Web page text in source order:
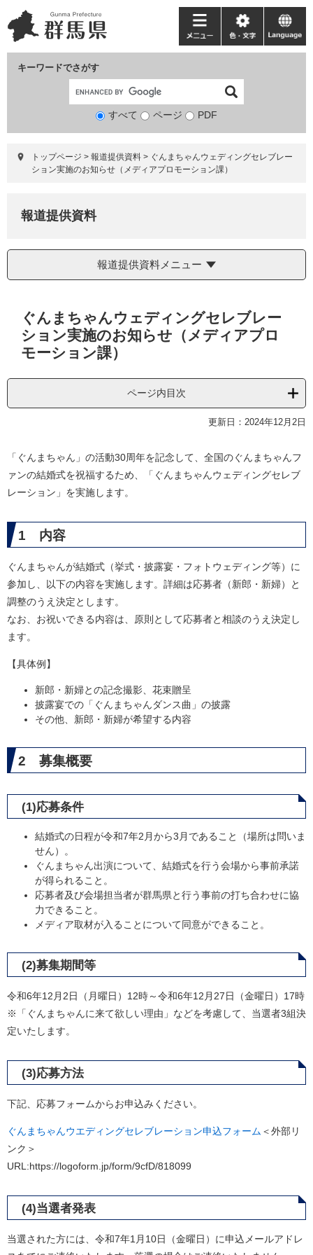
ー
ジ
ニ
ュ
て
キーワードでさがす
検
象
すべて ページ PDF
メ
ニ
ー
色・
文
language
トップページ > 報道提供資料 > ぐんまちゃんウェディングセレブレー
ション実施のお知らせ（メディアプロモーション課）
報道提供資料
報道提供資料メニュー
ぐんまちゃんウェディングセレブレー
ション実施のお知らせ（メディアプロ
モーション課）
ページ内目次
更新日：2024年12月2日
「ぐんまちゃん」の活動30周年を記念して、全国のぐんまちゃんフ
ァンの結婚式を祝福するため、「ぐんまちゃんウェディングセレブ
レーション」を実施します。
1 内容
ぐんまちゃんが結婚式（挙式・披露宴・フォトウェディング等）に
参加し、以下の内容を実施します。詳細は応募者（新郎・新婦）と
調整のうえ決定とします。
なお、お祝いできる内容は、原則として応募者と相談のうえ決定し
ます。
【具体例】
新郎・新婦との記念撮影、花束贈呈
披露宴での「ぐんまちゃんダンス曲」の披露
その他、新郎・新婦が希望する内容
2 募集概要
(1)応募条件
結婚式の日程が令和7年2月から3月であること（場所は問いま
せん）。
ぐんまちゃん出演について、結婚式を行う会場から事前承諾
が得られること。
応募者及び会場担当者が群馬県と行う事前の打ち合わせに協
力できること。
メディア取材が入ることについて同意ができること。
(2)募集期間等
令和6年12月2日（月曜日）12時～令和6年12月27日（金曜日）17時
※「ぐんまちゃんに来て欲しい理由」などを考慮して、当選者3組決
定いたします。
(3)応募方法
下記、応募フォームからお申込みください。
ぐんまちゃんウエディングセレブレーション申込フォーム ＜外部リ
ンク＞
URL:https://logoform.jp/form/9cfD/818099
(4)当選者発表
当選された方には、令和7年1月10日（金曜日）に申込メールアドレ